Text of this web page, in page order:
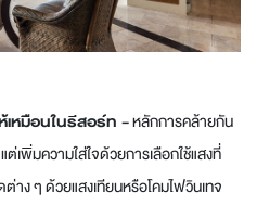
เหมือนในรีสอร์ท -หลักการคล้ายกัน
เพิ่มความใส่ใจด้วยการเลือกใช้แสงที่
ง ๆ ด้วยแสงเทียนหรือโคมไฟวินเทจ